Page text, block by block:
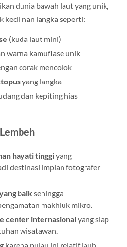
dunia bawah laut yang unik,
kecil nan langka seperti:
(kuda laut mini)
warna kamuflase unik
corak mencolok
yang langka
dan kepiting hias
hayati tinggiyang
destinasi impian fotografer
baiksehingga
makhluk mikro.
center internasionalyang siap
wisatawan.
karena pulau ini relatif jauh